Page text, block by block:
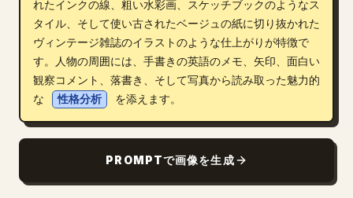
れたインクの線、粗い水彩画、スケッチブックのようなス
タイル、そして使い古されたベージュの紙に切り抜かれた
ヴィンテージ雑誌のイラストのような仕上がりが特徴で
す。人物の周囲には、手書きの英語のメモ、矢印、面白い
観察コメント、落書き、そして写真から読み取った魅力的
な
性格分析 を添えます。
PROMPTで画像を生成